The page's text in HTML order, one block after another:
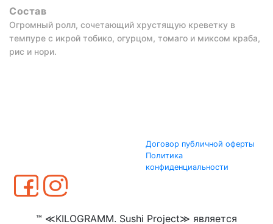
Состав
Огромный ролл, сочетающий хрустящую креветку в
темпуре с икрой тобико, огурцом, томаго и миксом краба,
рис и нори.
Договор публичной оферты
Политика
конфиденциальности
™ ≪KILOGRAMM. Sushi Project≫ является